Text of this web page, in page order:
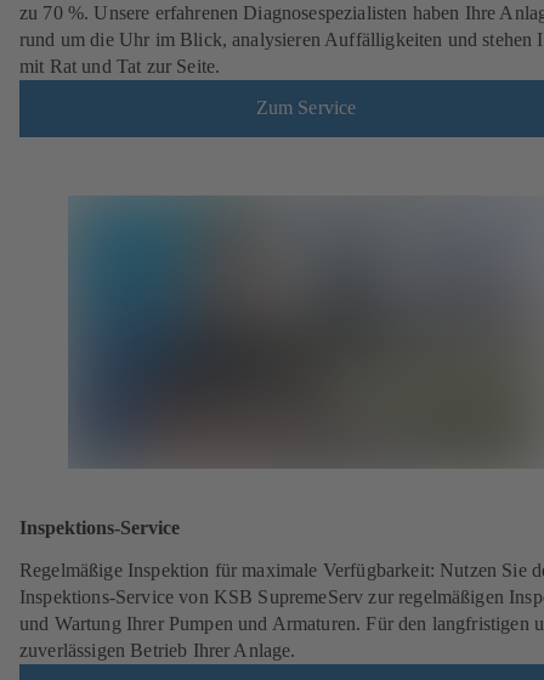
zu 70 %. Unsere erfahrenen Diagnosespezialisten haben Ihre
rund um die Uhr im Blick, analysieren Auffälligkeiten und stehen
mit Rat und Tat zur Seite.
Zum Service
Inspektions-Service
Regelmäßige Inspektion für maximale Verfügbarkeit: Nutzen Sie
Inspektions-Service von KSB SupremeServ zur regelmäßigen
und Wartung Ihrer Pumpen und Armaturen. Für den langfristigen
zuverlässigen Betrieb Ihrer Anlage.